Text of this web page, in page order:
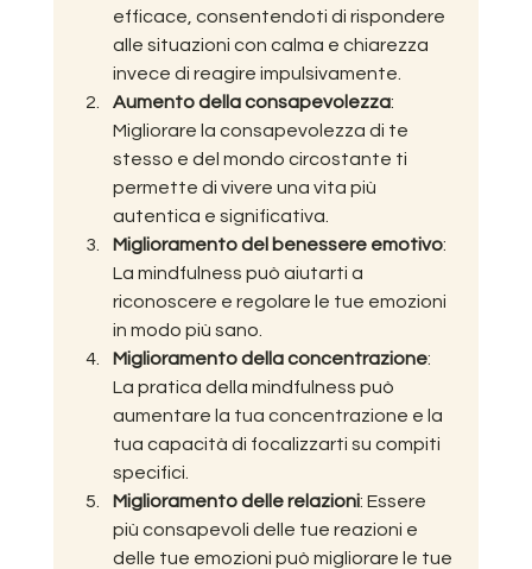
efficace, consentendoti di rispondere
alle situazioni con calma e chiarezza
invece di reagire impulsivamente.
Aumento della consapevolezza:
Migliorare la consapevolezza di te
stesso e del mondo circostante ti
permette di vivere una vita più
autentica e significativa.
Miglioramento del benessere emotivo:
La mindfulness può aiutarti a
riconoscere e regolare le tue emozioni
in modo più sano.
Miglioramento della concentrazione:
La pratica della mindfulness può
aumentare la tua concentrazione e la
tua capacità di focalizzarti su compiti
specifici.
Miglioramento delle relazioni: Essere
più consapevoli delle tue reazioni e
delle tue emozioni può migliorare le tue